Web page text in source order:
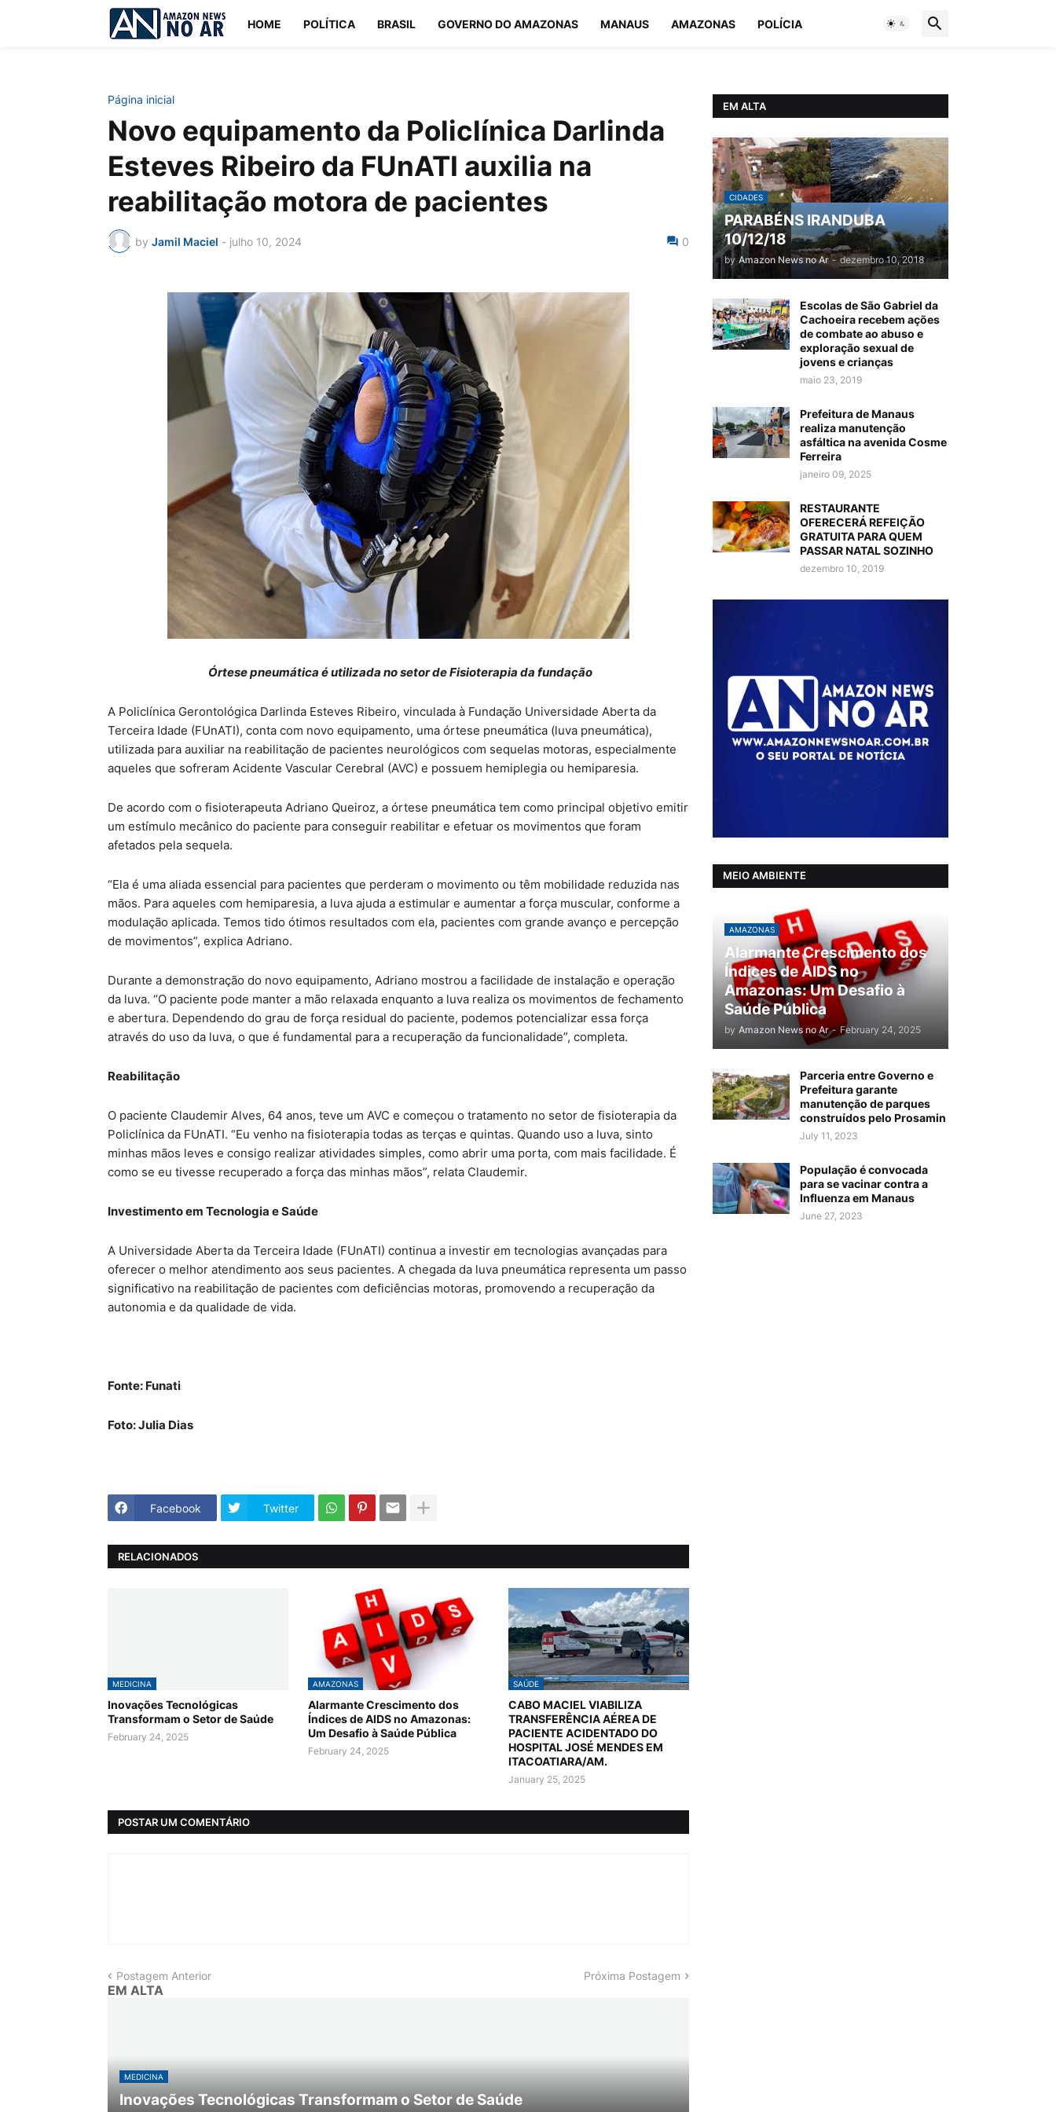
HOME POLÍTICA BRASIL GOVERNO DO AMAZONAS MANAUS AMAZONAS POLÍCIA
Página inicial
Novo equipamento da Policlínica Darlinda
Esteves Ribeiro da FUnATI auxilia na
reabilitação motora de pacientes
by Jamil Maciel - julho 10, 2024 0
Órtese pneumática é utilizada no setor de Fisioterapia da fundação
A Policlínica Gerontológica Darlinda Esteves Ribeiro, vinculada à Fundação Universidade Aberta da
Terceira Idade (FUnATI), conta com novo equipamento, uma órtese pneumática (luva pneumática),
utilizada para auxiliar na reabilitação de pacientes neurológicos com sequelas motoras, especialmente
aqueles que sofreram Acidente Vascular Cerebral (AVC) e possuem hemiplegia ou hemiparesia.
De acordo com o fisioterapeuta Adriano Queiroz, a órtese pneumática tem como principal objetivo emitir
um estímulo mecânico do paciente para conseguir reabilitar e efetuar os movimentos que foram
afetados pela sequela.
“Ela é uma aliada essencial para pacientes que perderam o movimento ou têm mobilidade reduzida nas
mãos. Para aqueles com hemiparesia, a luva ajuda a estimular e aumentar a força muscular, conforme a
modulação aplicada. Temos tido ótimos resultados com ela, pacientes com grande avanço e percepção
de movimentos”, explica Adriano.
Durante a demonstração do novo equipamento, Adriano mostrou a facilidade de instalação e operação
da luva. “O paciente pode manter a mão relaxada enquanto a luva realiza os movimentos de fechamento
e abertura. Dependendo do grau de força residual do paciente, podemos potencializar essa força
através do uso da luva, o que é fundamental para a recuperação da funcionalidade”, completa.
Reabilitação
O paciente Claudemir Alves, 64 anos, teve um AVC e começou o tratamento no setor de fisioterapia da
Policlínica da FUnATI. “Eu venho na fisioterapia todas as terças e quintas. Quando uso a luva, sinto
minhas mãos leves e consigo realizar atividades simples, como abrir uma porta, com mais facilidade. É
como se eu tivesse recuperado a força das minhas mãos”, relata Claudemir.
Investimento em Tecnologia e Saúde
A Universidade Aberta da Terceira Idade (FUnATI) continua a investir em tecnologias avançadas para
oferecer o melhor atendimento aos seus pacientes. A chegada da luva pneumática representa um passo
significativo na reabilitação de pacientes com deficiências motoras, promovendo a recuperação da
autonomia e da qualidade de vida.
Fonte: Funati
Foto: Julia Dias
Facebook Twitter
RELACIONADOS
MEDICINA
Inovações Tecnológicas
Transformam o Setor de Saúde
February 24, 2025
AMAZONAS
Alarmante Crescimento dos
Índices de AIDS no Amazonas:
Um Desafio à Saúde Pública
February 24, 2025
SAÚDE
CABO MACIEL VIABILIZA
TRANSFERÊNCIA AÉREA DE
PACIENTE ACIDENTADO DO
HOSPITAL JOSÉ MENDES EM
ITACOATIARA/AM.
January 25, 2025
POSTAR UM COMENTÁRIO
Postagem Anterior Próxima Postagem
EM ALTA
MEDICINA
Inovações Tecnológicas Transformam o Setor de Saúde
EM ALTA
CIDADES
PARABÉNS IRANDUBA
10/12/18
by Amazon News no Ar - dezembro 10, 2018
Escolas de São Gabriel da
Cachoeira recebem ações
de combate ao abuso e
exploração sexual de
jovens e crianças
maio 23, 2019
Prefeitura de Manaus
realiza manutenção
asfáltica na avenida Cosme
Ferreira
janeiro 09, 2025
RESTAURANTE
OFERECERÁ REFEIÇÃO
GRATUITA PARA QUEM
PASSAR NATAL SOZINHO
dezembro 10, 2019
MEIO AMBIENTE
AMAZONAS
Alarmante Crescimento dos
Índices de AIDS no
Amazonas: Um Desafio à
Saúde Pública
by Amazon News no Ar - February 24, 2025
Parceria entre Governo e
Prefeitura garante
manutenção de parques
construídos pelo Prosamin
July 11, 2023
População é convocada
para se vacinar contra a
Influenza em Manaus
June 27, 2023